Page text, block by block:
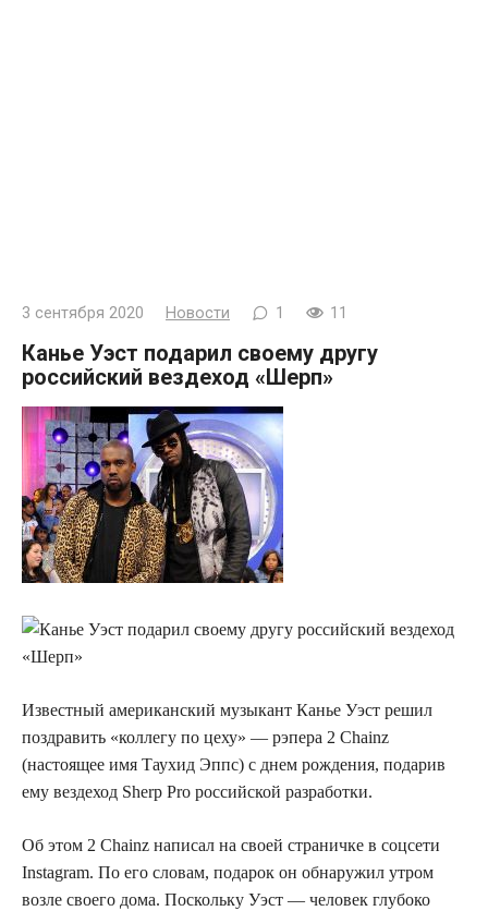
3 сентября 2020 Новости 1 11
Канье Уэст подарил своему другу
российский вездеход «Шерп»
Известный американский музыкант Канье Уэст решил
поздравить «коллегу по цеху» — рэпера 2 Chainz
(настоящее имя Таухид Эппс) с днем рождения, подарив
ему вездеход Sherp Pro российской разработки.
Об этом 2 Chainz написал на своей страничке в соцсети
Instagram. По его словам, подарок он обнаружил утром
возле своего дома. Поскольку Уэст — человек глубоко